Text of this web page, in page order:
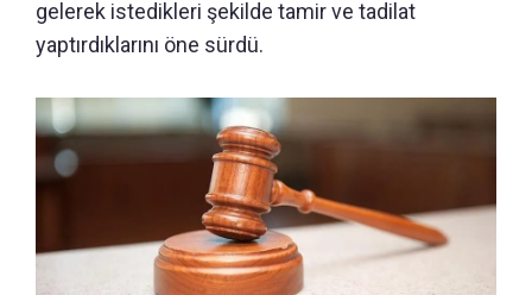
gelerek istedikleri şekilde tamir ve tadilat
yaptırdıklarını öne sürdü.